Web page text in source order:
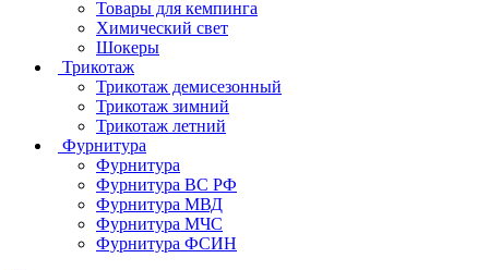
Товары для кемпинга
Химический свет
Шокеры
Трикотаж
Трикотаж демисезонный
Трикотаж зимний
Трикотаж летний
Фурнитура
Фурнитура
Фурнитура ВС РФ
Фурнитура МВД
Фурнитура МЧС
Фурнитура ФСИН